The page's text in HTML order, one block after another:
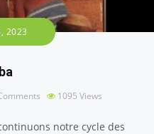
2023
1095 Views
notre cycle des